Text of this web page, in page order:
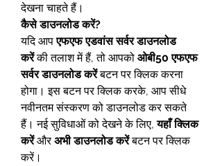
देखना चाहते हैं।
कैसे डाउनलोड करें?
यदि आप एफएफ एडवांस सर्वर डाउनलोड
करें की तलाश में हैं, तो आपको ओबी50 एफएफ
सर्वर डाउनलोड करें बटन पर क्लिक करना
होगा। इस बटन पर क्लिक करके, आप सीधे
नवीनतम संस्करण को डाउनलोड कर सकते
हैं। नई सुविधाओं को देखने के लिए, यहाँ क्लिक
करें और अभी डाउनलोड करें बटन पर क्लिक
करें।